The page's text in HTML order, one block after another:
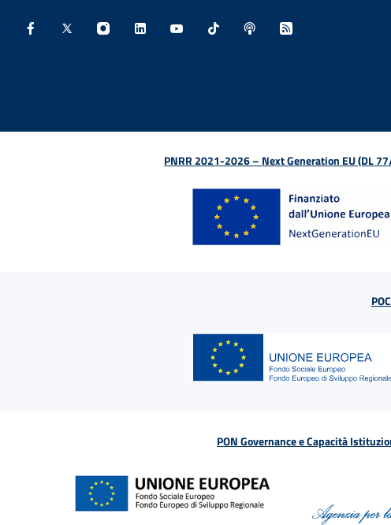
PNRR 2021-2026 – Next Generation EU (DL
PON Governance e Capacità